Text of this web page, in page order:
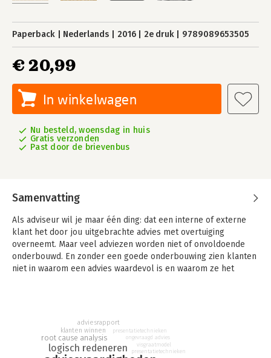
Paperback Nederlands 2016 2e druk 9789089653505
€ 20,99
In winkelwagen
Nu besteld, woensdag in huis
Gratis verzonden
Past door de brievenbus
Samenvatting
Als adviseur wil je maar één ding: dat een interne of externe
klant het door jou uitgebrachte advies met overtuiging
overneemt. Maar veel adviezen worden niet of onvoldoende
onderbouwd. En zonder een goede onderbouwing zien klanten
niet in waarom een advies waardevol is en waarom ze het
In dit boek vind je een succesvolle adviesaanpak, gebaseerd
op twee beproefde modellen: PROA en OPR. PROA staat voor
Probleem, Risico, Oorzaak en Advies, en is bedoeld om een
logisch redeneren
root cause analysis
klanten winnen
adviesrapport
presentatietechnieken
ongevraagd advies
visgraatmodel
presentatietechnieken